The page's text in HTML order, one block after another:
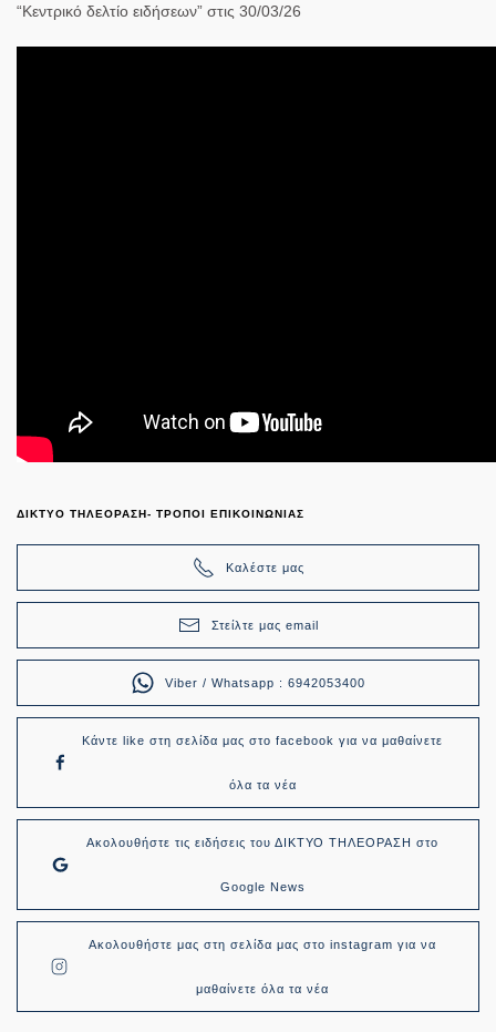
“Κεντρικό δελτίο ειδήσεων” στις 30/03/26
ΔΙΚΤΥΟ ΤΗΛΕΟΡΑΣΗ- ΤΡΟΠΟΙ ΕΠΙΚΟΙΝΩΝΙΑΣ
Καλέστε μας
Στείλτε μας email
Viber / Whatsapp : 6942053400
Κάντε like στη σελίδα μας στο facebook για να μαθαίνετε
όλα τα νέα
Ακολουθήστε τις ειδήσεις του ΔΙΚΤΥΟ ΤΗΛΕΟΡΑΣΗ στο
Google News
Ακολουθήστε μας στη σελίδα μας στο instagram για να
μαθαίνετε όλα τα νέα